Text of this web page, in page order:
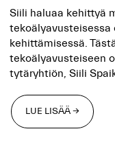
Siili haluaa kehittyä
tekoälyavusteisessa
kehittämisessä.
tekoälyavusteiseen
tytäryhtiön, Siili
LUE LISÄÄ →